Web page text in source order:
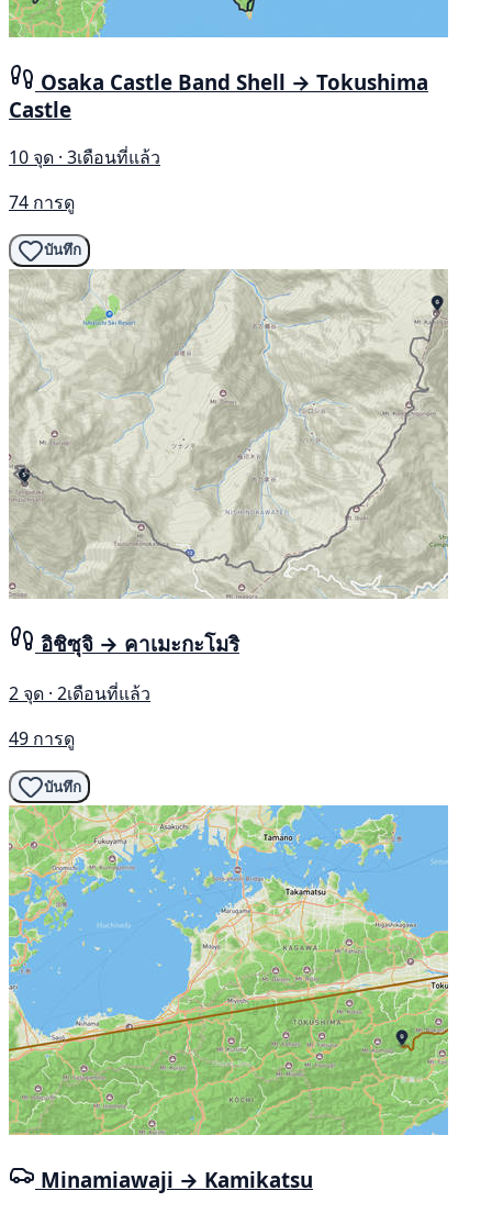
Osaka Castle Band Shell → Tokushima
Castle
10 จุด · 3เดือนที่แล้ว
74 การดู
บันทึก
อิชิซุจิ → คาเมะกะโมริ
2 จุด · 2เดือนที่แล้ว
49 การดู
บันทึก
Minamiawaji → Kamikatsu